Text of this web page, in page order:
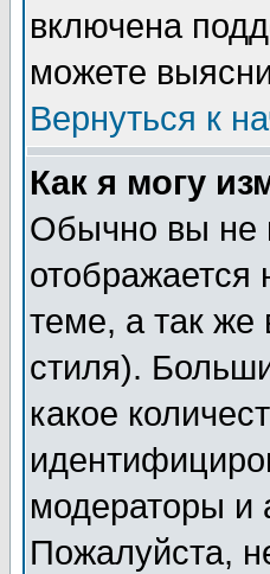
включена
можете
Вернуться к
Как я могу
Обычно вы не
теме, а так же
стиля).
какое
модераторы и
Пожалуйста,